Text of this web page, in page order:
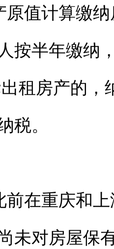
值计算缴纳
按半年缴纳
租房产的
税。
在重庆和上
未对房屋保